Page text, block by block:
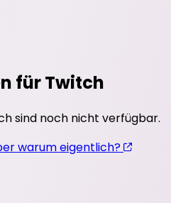
für Twitch
sind noch nicht verfügbar.
warum eigentlich?